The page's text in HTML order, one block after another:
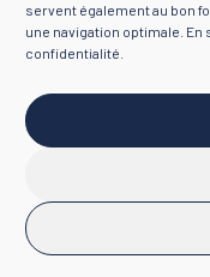
servent également au bon
une navigation optimale.
confidentialité
Contacter Yon
Mentions
Search